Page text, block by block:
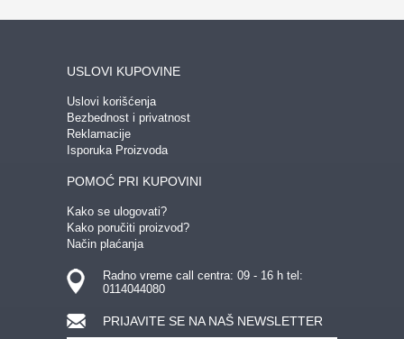
USLOVI KUPOVINE
Uslovi korišćenja
Bezbednost i privatnost
Reklamacije
Isporuka Proizvoda
POMOĆ PRI KUPOVINI
Kako se ulogovati?
Kako poručiti proizvod?
Način plaćanja
Radno vreme call centra: 09 - 16 h tel:
0114044080
PRIJAVITE SE NA NAŠ NEWSLETTER